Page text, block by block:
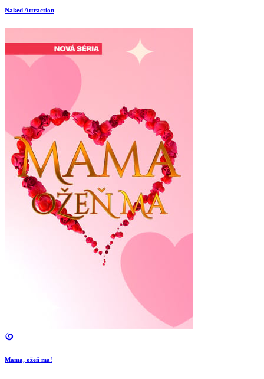
Naked Attraction
Mama, ožeň ma!